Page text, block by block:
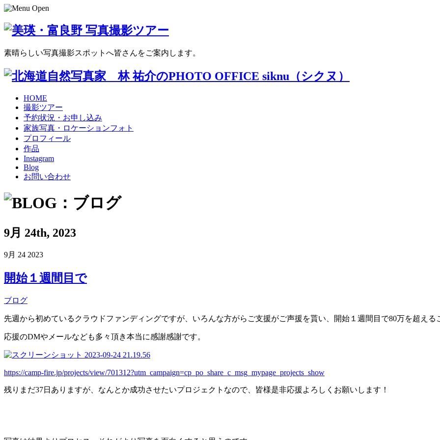
素晴らしい写真撮影スポットへ皆さんをご案内します。
HOME
撮影ツアー
予約状況・お申し込み
家族写真・ロケーションフォト
プロフィール
作品
Instagram
Blog
お問い合わせ
9月 24th, 2023
9月 24 2023
開始１週間目で
ブログ
先週から初めているクラウドファンディングですが、いろんな方がらご支援がご声援を貰い、開始１週間目で80万を超える
応援のDMやメールなども多々頂き本当に感謝感謝です。
https://camp-fire.jp/projects/view/701312?utm_campaign=cp_po_share_c_msg_mypage_projects_show
残りまだ37日ありますが、なんとか成功させたいプロジェクトなので、皆様是非応援よろしくお願いします！